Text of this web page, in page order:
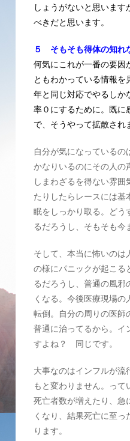
しょうがないと思いま
べきだと思います。
５ そもそも得体の知れ
何気にこれが一番の要因
ともわかっている情報
年と同じ対応でやるしか
率０にするために。既
で、そうやって拡散され
自分が気になっている
かなりいるのにその人の
しまわざるを得ない雰
たりしたらレースには
眠をしっかり取る。どう
るだろうし、そもそも今
そして、本当に怖いの
の様にパニックが起こる
るだろうし、普通の風
くなる。今後医療現場
転倒。自分の周りの医
普通に治ってるから。イ
すよね？ 同じです。
大事なのはインフルが
もと変わりません。って
死亡者数が増えたり、急
くなり、結果死亡に至
ります。